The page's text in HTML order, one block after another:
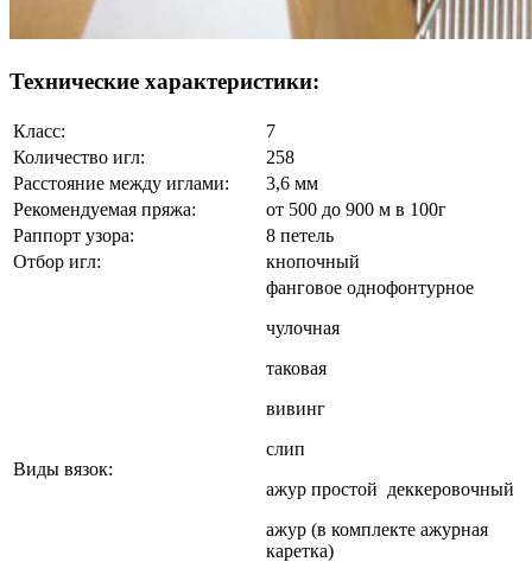
Технические характеристики:
Класс:
7
Количество игл:
258
Расстояние между иглами:
3,6 мм
Рекомендуемая пряжа:
от 500 до 900 м в 100г
Раппорт узора:
8 петель
Отбор игл:
кнопочный
Виды вязок:
фанговое однофонтурное
чулочная
таковая
вивинг
слип
ажур простой деккеровочный
ажур (в комплекте ажурная
каретка)